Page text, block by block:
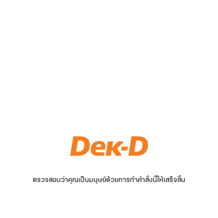
ตรวจสอบว่าคุณเป็นมนุษย์ด้วยการทำคำสั่งนี้ให้เสร็จสิ้น